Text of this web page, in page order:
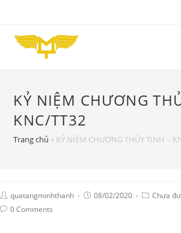
KỶ NIỆM CHƯƠNG
KNC/TT32
Trang chủ » KỶ NIỆM CHƯƠNG THỦY TINH –
quatangminhthanh 08/02/2020
Chưa
0 Comments